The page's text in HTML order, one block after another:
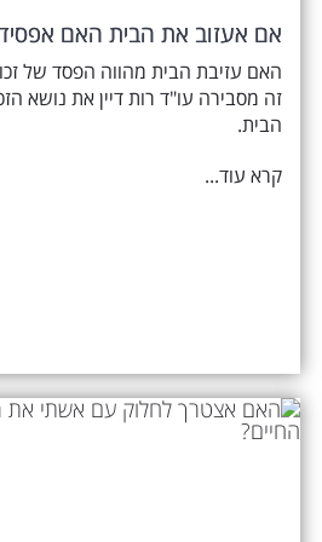
אם אעזוב את הבית האם אפסיד
האם עזיבת הבית מהווה הפסד של
זה מסבירה עו"ד רות דיין את נושא
הבית.
קרא עוד...